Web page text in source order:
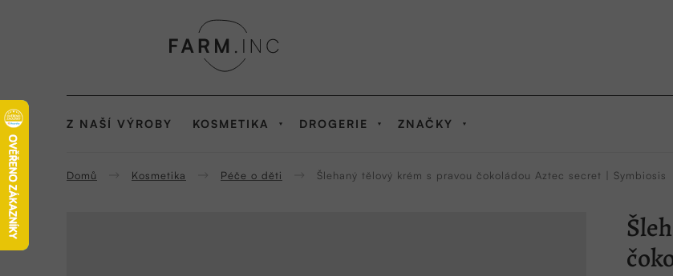
Z NAŠÍ VÝROBY KOSMETIKA DROGERIE ZNAČKY
Domů Kosmetika Péče o děti Šlehaný tělový krém s pravou čokoládou Aztec secret | Symbiosis